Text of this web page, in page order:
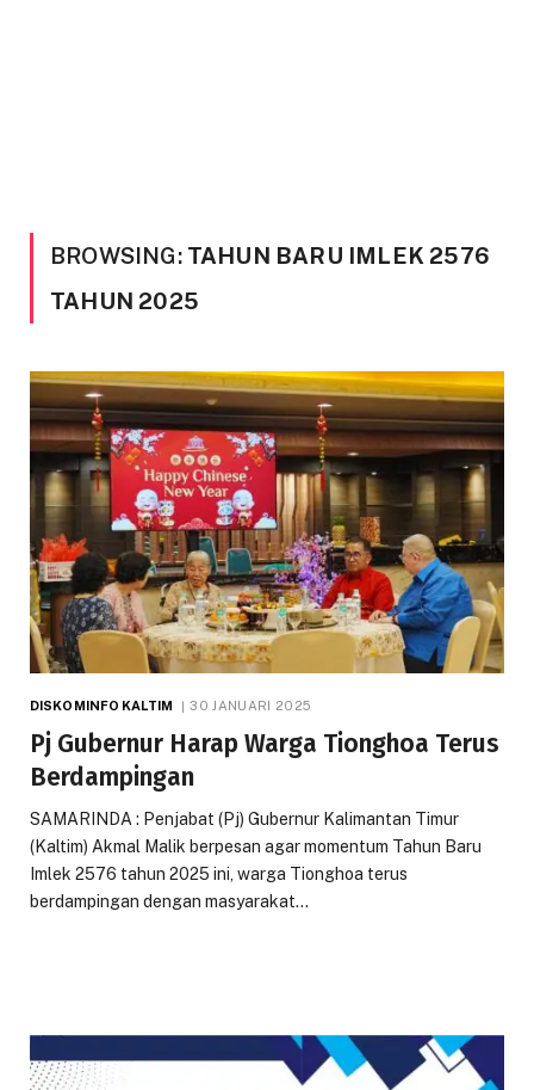
BROWSING: TAHUN BARU IMLEK 2576
TAHUN 2025
DISKOMINFO KALTIM 30 JANUARI 2025
Pj Gubernur Harap Warga Tionghoa Terus
Berdampingan
SAMARINDA : Penjabat (Pj) Gubernur Kalimantan Timur
(Kaltim) Akmal Malik berpesan agar momentum Tahun Baru
Imlek 2576 tahun 2025 ini, warga Tionghoa terus
berdampingan dengan masyarakat…